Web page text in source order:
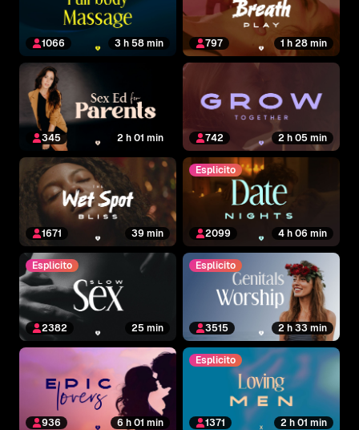
3 h 58 min
1066 1 h 28 min
797
2 h 01 min
345 2 h 05 min
742
39 min
1671
Esplicito
4 h 06 min
2099
Esplicito
25 min
2382
Esplicito
2 h 33 min
3515
6 h 01 min
936
Esplicito
2 h 01 min
1371